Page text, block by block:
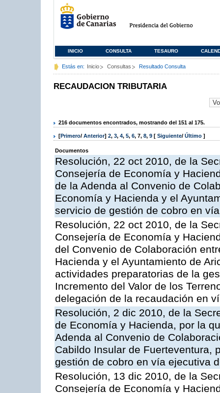
INICIO CONSULTA TESAURO
Estás en: Inicio Consultas Resultado Consulta
RECAUDACION TRIBUTARIA
216 documentos encontrados, mostrando del 151 al 175.
[Primero/ Anterior] 2, 3, 4, 5, 6, 7, 8, 9 [ Siguiente/ Último ]
Documentos
Resolución, 22 oct 2010, de la
Consejería de Economía y
de la Adenda al Convenio de
Economía y Hacienda y el
servicio de gestión de cobro en
Resolución, 22 oct 2010, de la
Consejería de Economía y
del Convenio de Colaboración
Hacienda y el Ayuntamiento de
actividades preparatorias de la
Incremento del Valor de los
delegación de la recaudación en
Resolución, 2 dic 2010, de la
de Economía y Hacienda, por la
Adenda al Convenio de
Cabildo Insular de Fuerteventura,
gestión de cobro en vía ejecutiva
Resolución, 13 dic 2010, de la
Consejería de Economía y